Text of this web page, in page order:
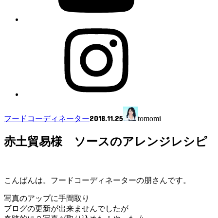
フードコーディネーター2018.11.25 tomomi
赤土貿易様 ソースのアレンジレシピ
こんばんは。フードコーディネーターの朋さんです。
写真のアップに手間取り
ブログの更新が出来ませんでしたが